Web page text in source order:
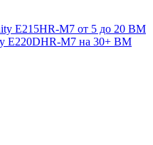
E215HR-M7 от 5 до 20 ВМ
E220DHR-M7 на 30+ ВМ